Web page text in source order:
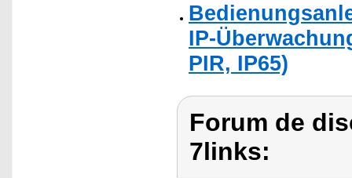
IP-
PIR, IP65)
Forum de
7links: